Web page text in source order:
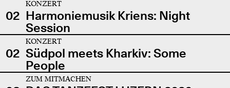
02
KONZERT
Harmoniemusik Kriens: Night
Session
02
KONZERT
Südpol meets Kharkiv: Some
People
ZUM MITMACHEN